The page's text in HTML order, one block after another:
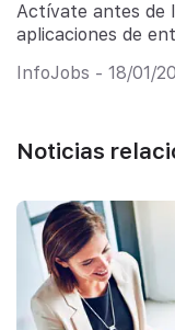
Actívate antes de
aplicaciones de
InfoJobs - 18/01/
Noticias